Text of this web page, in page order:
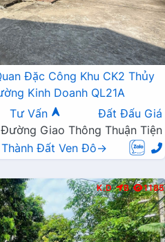
Đặc Công Khu CK2 Thủy
Kinh Doanh QL21A
Tư Vấn
Đất Đấu Giá
Đường Giao Thông Thuận Tiện
Thành Đất Ven Đô→
K.D B 1185